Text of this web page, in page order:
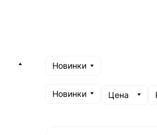
Новинки
Новинки Цена